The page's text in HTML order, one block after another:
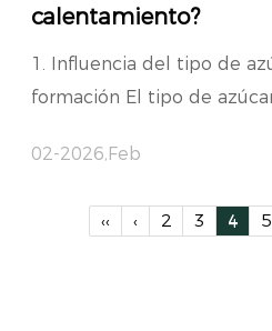
calentamiento?
1. Influencia del tipo de
formación El tipo de
02-2026,Feb
‹‹ ‹ 2 3 4 5